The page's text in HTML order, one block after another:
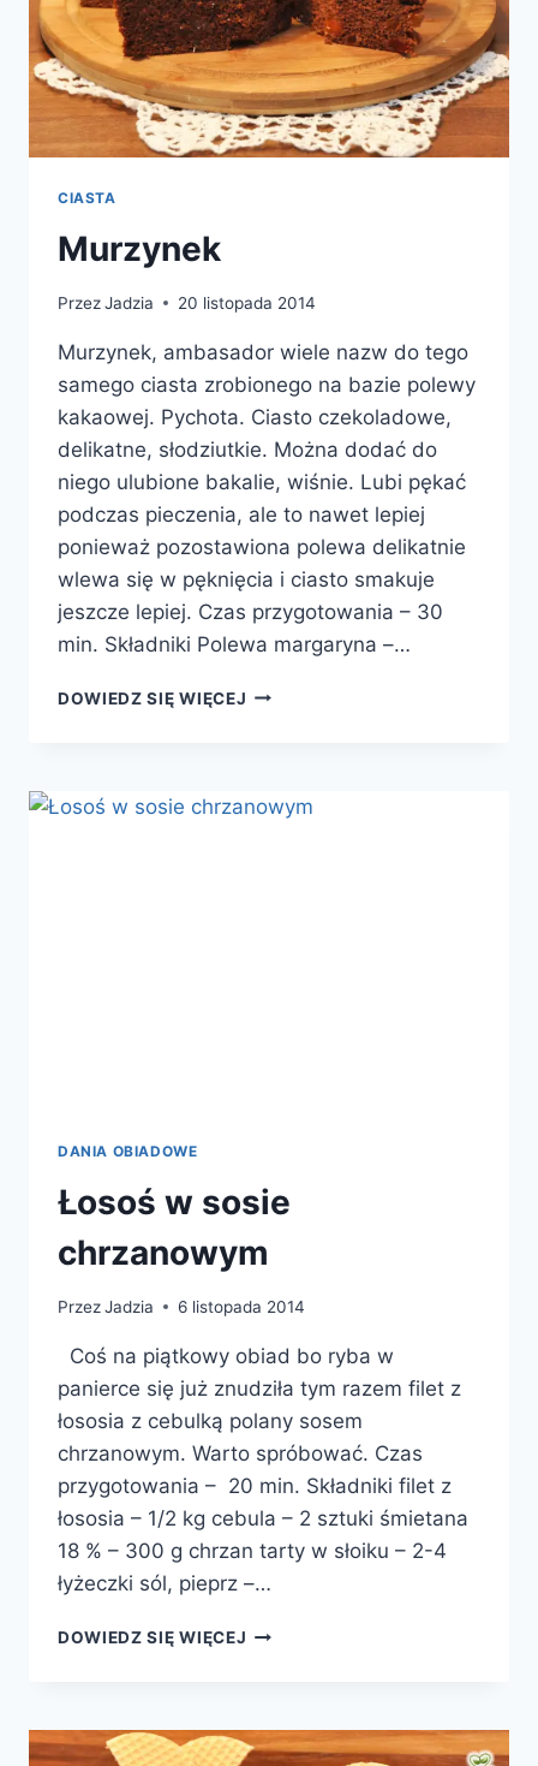
CIASTA
Murzynek
PrzezJadzia 20 listopada 2014
Murzynek, ambasador wiele nazw do tego
samego ciasta zrobionego na bazie polewy
kakaowej. Pychota. Ciasto czekoladowe,
delikatne, słodziutkie. Można dodać do
niego ulubione bakalie, wiśnie. Lubi pękać
podczas pieczenia, ale to nawet lepiej
ponieważ pozostawiona polewa delikatnie
wlewa się w pęknięcia i ciasto smakuje
jeszcze lepiej. Czas przygotowania – 30
min. Składniki Polewa margaryna –…
DOWIEDZ SIĘ WIĘCEJ MURZYNEK
DANIA OBIADOWE
Łosoś w sosie
chrzanowym
PrzezJadzia 6 listopada 2014
Coś na piątkowy obiad bo ryba w
panierce się już znudziła tym razem filet z
łososia z cebulką polany sosem
chrzanowym. Warto spróbować. Czas
przygotowania – 20 min. Składniki filet z
łososia – 1/2 kg cebula – 2 sztuki śmietana
18 % – 300 g chrzan tarty w słoiku – 2-4
łyżeczki sól, pieprz –…
DOWIEDZ SIĘ WIĘCEJ ŁOSOŚ